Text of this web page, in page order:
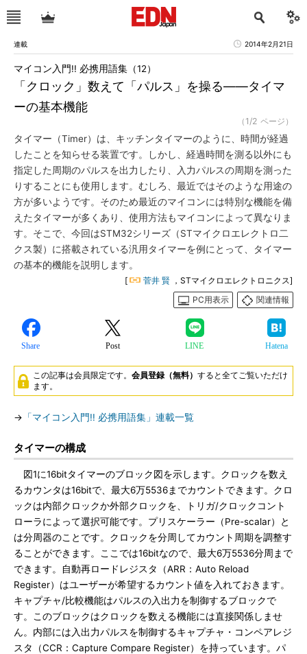
連載 2014年2月21日
「クロック」数えて「パルス」を操る――タイマ
ーの基本機能
マイコン入門!! 必携用語集（12）
（1/2 ページ）
タイマー（Timer）は、キッチンタイマーのように、時間が経過
したことを知らせる装置です。しかし、経過時間を測る以外にも
指定した周期のパルスを出力したり、入力パルスの周期を測った
りすることにも使用します。むしろ、最近ではそのような用途の
方が多いようです。そのため最近のマイコンには特別な機能を備
えたタイマーが多くあり、使用方法もマイコンによって異なりま
す。そこで、今回はSTM32シリーズ（STマイクロエレクトロ二
クス製）に搭載されている汎用タイマーを例にとって、タイマー
の基本的機能を説明します。
[ 菅井 賢 ，STマイクロエレクトロニクス]
PC用表示
関連情報
Share Post LINE Hatena
この記事は会員限定です。 会員登録（無料） すると全てご覧いただけ
ます。
→ 「マイコン入門!! 必携用語集」連載一覧
タイマーの構成
図1に16bitタイマーのブロック図を示します。クロックを数え
るカウンタは16bitで、最大6万5536までカウントできます。クロ
ックは内部クロックか外部クロックを、トリガ/クロックコント
ローラによって選択可能です。プリスケーラー（Pre-scalar）と
は分周器のことです。クロックを分周してカウント周期を調整す
ることができます。ここでは16bitなので、最大6万5536分周まで
できます。自動再ロードレジスタ（ARR：Auto Reload
Register）はユーザーが希望するカウント値を入れておきます。
キャプチャ/比較機能はパルスの入出力を制御するブロックで
す。このブロックはクロックを数える機能には直接関係しませ
ん。内部には入出力パルスを制御するキャプチャ・コンペアレジ
スタ（CCR：Capture Compare Register）を持っています。パ